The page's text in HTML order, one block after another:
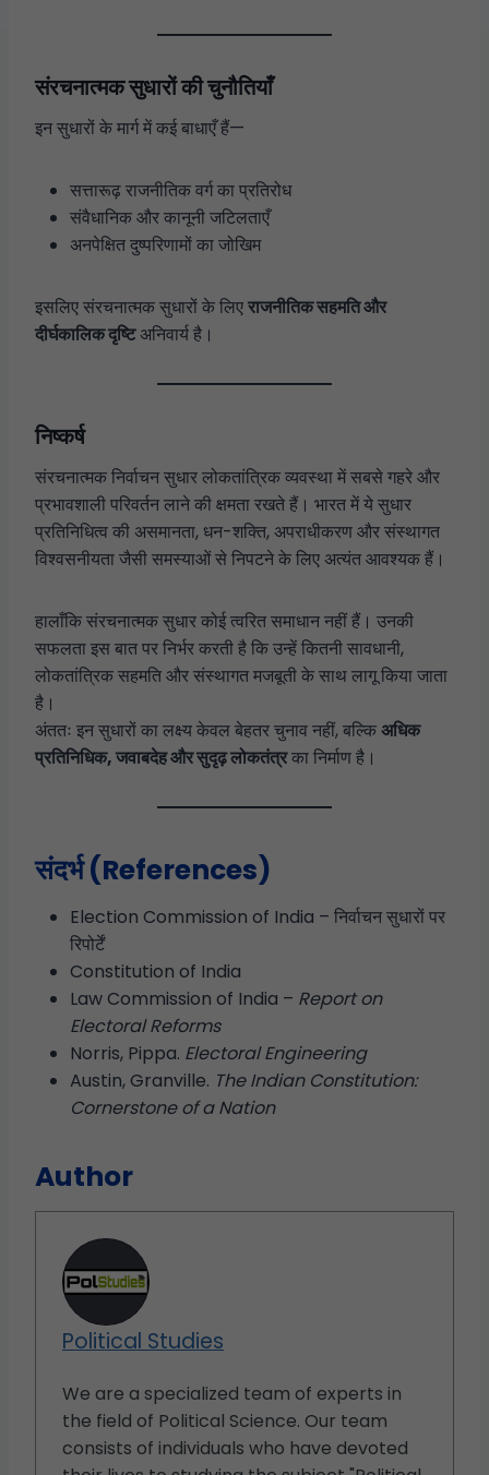
संरचनात्मक सुधारों की चुनौतियाँ
इन सुधारों के मार्ग में कई बाधाएँ हैं—
सत्तारूढ़ राजनीतिक वर्ग का प्रतिरोध
संवैधानिक और कानूनी जटिलताएँ
अनपेक्षित दुष्परिणामों का जोखिम
इसलिए संरचनात्मक सुधारों के लिएराजनीतिक सहमति और
दीर्घकालिक दृष्टिअनिवार्य है।
निष्कर्ष
संरचनात्मक निर्वाचन सुधार लोकतांत्रिक व्यवस्था में सबसे गहरे और
प्रभावशाली परिवर्तन लाने की क्षमता रखते हैं। भारत में ये सुधार
प्रतिनिधित्व की असमानता, धन-शक्ति, अपराधीकरण और संस्थागत
विश्वसनीयता जैसी समस्याओं से निपटने के लिए अत्यंत आवश्यक हैं।
हालाँकि संरचनात्मक सुधार कोई त्वरित समाधान नहीं हैं। उनकी
सफलता इस बात पर निर्भर करती है कि उन्हें कितनी सावधानी,
लोकतांत्रिक सहमति और संस्थागत मजबूती के साथ लागू किया जाता
है।
अंततः इन सुधारों का लक्ष्य केवल बेहतर चुनाव नहीं, बल्किअधिक
प्रतिनिधिक, जवाबदेह और सुदृढ़ लोकतंत्रका निर्माण है।
संदर्भ (References)
Election Commission of India – निर्वाचन सुधारों पर
रिपोर्टें
Constitution of India
Law Commission of India – Report on
Electoral Reforms
Norris, Pippa. Electoral Engineering
Austin, Granville. The Indian Constitution:
Cornerstone of a Nation
Author
Political Studies
We are a specialized team of experts in
the field of Political Science. Our team
consists of individuals who have devoted